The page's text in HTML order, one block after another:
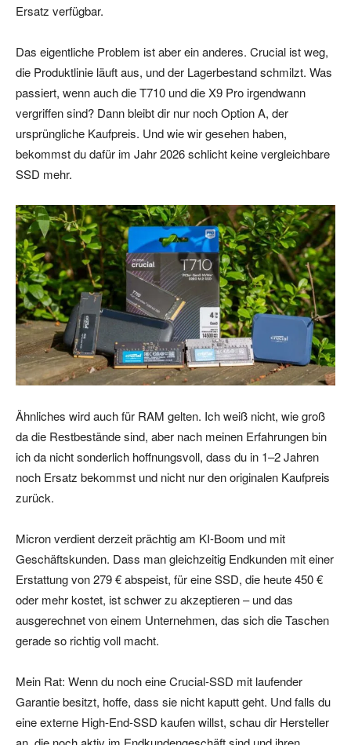
Ersatz verfügbar.
Das eigentliche Problem ist aber ein anderes. Crucial ist weg,
die Produktlinie läuft aus, und der Lagerbestand schmilzt. Was
passiert, wenn auch die T710 und die X9 Pro irgendwann
vergriffen sind? Dann bleibt dir nur noch Option A, der
ursprüngliche Kaufpreis. Und wie wir gesehen haben,
bekommst du dafür im Jahr 2026 schlicht keine vergleichbare
SSD mehr.
Ähnliches wird auch für RAM gelten. Ich weiß nicht, wie groß
da die Restbestände sind, aber nach meinen Erfahrungen bin
ich da nicht sonderlich hoffnungsvoll, dass du in 1–2 Jahren
noch Ersatz bekommst und nicht nur den originalen Kaufpreis
zurück.
Micron verdient derzeit prächtig am KI-Boom und mit
Geschäftskunden. Dass man gleichzeitig Endkunden mit einer
Erstattung von 279 € abspeist, für eine SSD, die heute 450 €
oder mehr kostet, ist schwer zu akzeptieren – und das
ausgerechnet von einem Unternehmen, das sich die Taschen
gerade so richtig voll macht.
Mein Rat: Wenn du noch eine Crucial-SSD mit laufender
Garantie besitzt, hoffe, dass sie nicht kaputt geht. Und falls du
eine externe High-End-SSD kaufen willst, schau dir Hersteller